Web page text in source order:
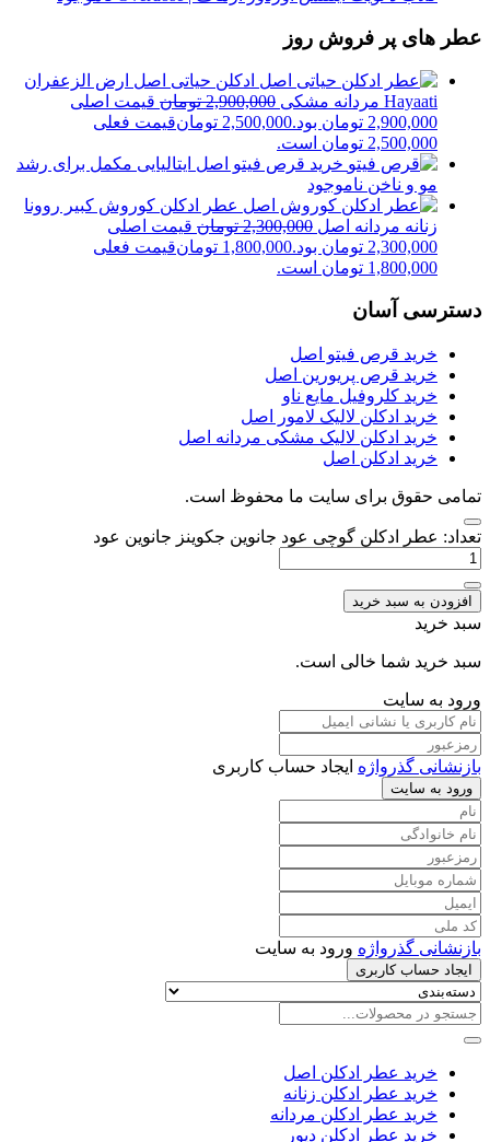
عطر های پر فروش روز
ادکلن حیاتی اصل ارض الزعفران
Hayaati مردانه مشکی
2,900,000 تومان قیمت اصلی
2,900,000 تومان بود.
2,500,000 تومانقیمت فعلی
2,500,000 تومان است.
خرید قرص فیتو اصل ایتالیایی مکمل برای رشد
مو و ناخن ناموجود
عطر ادکلن کوروش کبیر روونا
زنانه مردانه اصل 2,300,000 تومان قیمت اصلی
2,300,000 تومان بود.
1,800,000 تومانقیمت فعلی
1,800,000 تومان است.
دسترسی آسان
خرید قرص فیتو اصل
خرید قرص پریورین اصل
خرید کلروفیل مایع ناو
خرید ادکلن لالیک لامور اصل
خرید ادکلن لالیک مشکی مردانه اصل
خرید ادکلن اصل
تمامی حقوق برای سایت ما محفوظ است.
تعداد: عطر ادکلن گوچی عود جانوین جکوینز جانوین عود
افزودن به سبد خرید
سبد خرید
سبد خرید شما خالی است.
ورود به سایت
بازنشانی گذرواژه ایجاد حساب کاربری
ورود به سایت
بازنشانی گذرواژه ورود به سایت
ایجاد حساب کاربری
خرید عطر ادکلن اصل
خرید عطر ادکلن زنانه
خرید عطر ادکلن مردانه
خرید عطر ادکلن دیور